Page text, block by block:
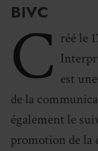
BIVC
C réé le
est
de la
également le
promotion de la